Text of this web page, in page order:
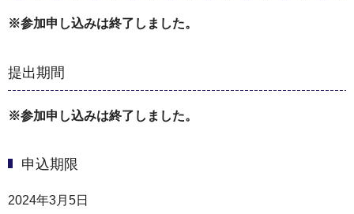
※参加申し込みは終了しました。
提出期間
※参加申し込みは終了しました。
申込期限
2024年3月5日